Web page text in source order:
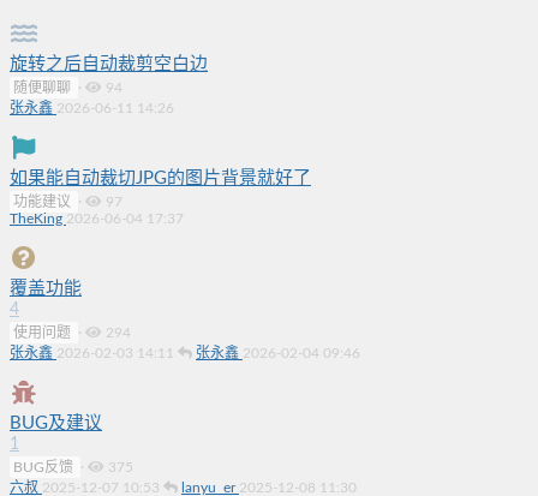
旋转之后自动裁剪空白边
随便聊聊 ·
94
张永鑫 2026-06-11 14:26
如果能自动裁切JPG的图片背景就好了
功能建议 ·
97
TheKing 2026-06-04 17:37
覆盖功能
4
使用问题 ·
294
张永鑫 2026-02-03 14:11 张永鑫 2026-02-04 09:46
BUG及建议
1
BUG反馈 ·
375
六叔 2025-12-07 10:53 lanyu_er 2025-12-08 11:30